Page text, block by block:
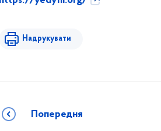
Надрукувати
Попередня